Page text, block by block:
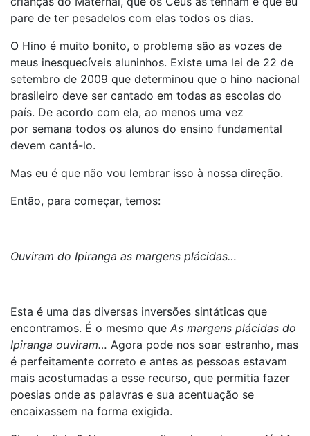
pare de ter pesadelos com elas todos os dias.
O Hino é muito bonito, o problema são as vozes de
meus inesquecíveis aluninhos. Existe uma lei de 22 de
setembro de 2009 que determinou que o hino nacional
brasileiro deve ser cantado em todas as escolas do
país. De acordo com ela, ao menos uma vez
por semana todos os alunos do ensino fundamental
devem cantá-lo.
Mas eu é que não vou lembrar isso à nossa direção.
Então, para começar, temos:
Ouviram do Ipiranga as margens plácidas…
Esta é uma das diversas inversões sintáticas que
encontramos. É o mesmo que As margens plácidas do
Ipiranga ouviram… Agora pode nos soar estranho, mas
é perfeitamente correto e antes as pessoas estavam
mais acostumadas a esse recurso, que permitia fazer
poesias onde as palavras e sua acentuação se
encaixassem na forma exigida.